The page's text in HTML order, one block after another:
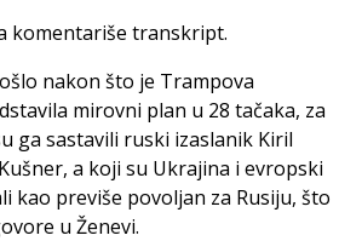
komentariše transkript.
nakon što je Trampova
mirovni plan u 28 tačaka, za
ga sastavili ruski izaslanik Kiril
a koji su Ukrajina i evropski
kao previše povoljan za Rusiju, što
u Ženevi.